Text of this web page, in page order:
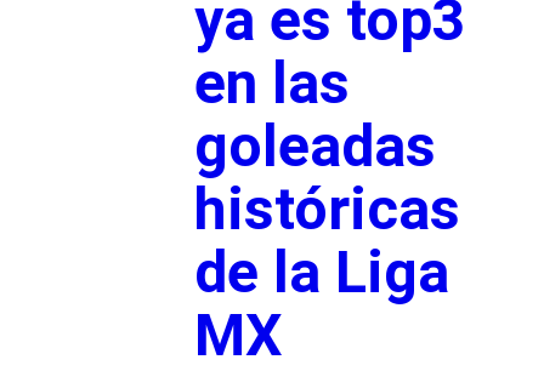
ya es top3
en las
goleadas
históricas
de la Liga
MX